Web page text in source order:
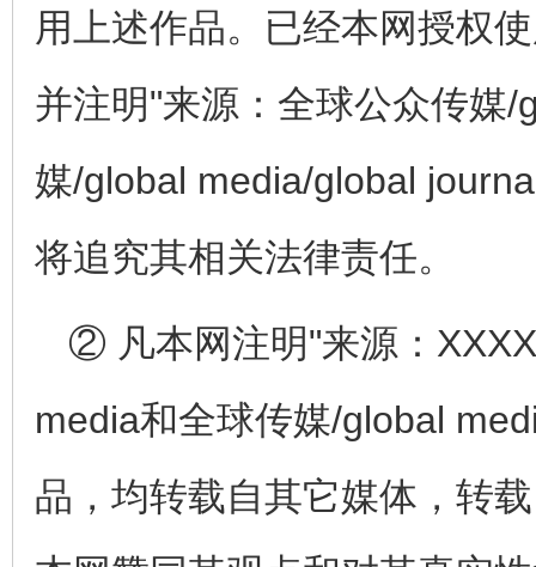
用上述作品。已经本网授权
并注明"来源：全球公众传媒
媒/global media/global
将追究其相关法律责任。
② 凡本网注明"来源：
media和全球传媒/global
品，均转载自其它媒体，转